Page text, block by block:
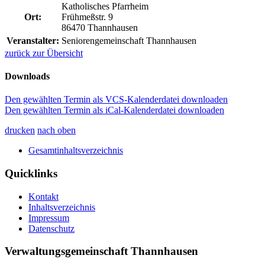
Ort:
Katholisches Pfarrheim
Frühmeßstr. 9
86470 Thannhausen
Veranstalter: Seniorengemeinschaft Thannhausen
zurück zur Übersicht
Downloads
Den gewählten Termin als VCS-Kalenderdatei downloaden
Den gewählten Termin als iCal-Kalenderdatei downloaden
drucken nach oben
Gesamtinhaltsverzeichnis
Quicklinks
Kontakt
Inhaltsverzeichnis
Impressum
Datenschutz
Verwaltungsgemeinschaft Thannhausen